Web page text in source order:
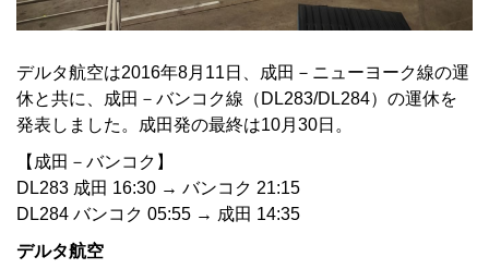
デルタ航空は2016年8月11日、成田－ニューヨーク線の運
休と共に、成田－バンコク線（DL283/DL284）の運休を
発表しました。成田発の最終は10月30日。
【成田－バンコク】
DL283 成田 16:30 → バンコク 21:15
DL284 バンコク 05:55 → 成田 14:35
デルタ航空